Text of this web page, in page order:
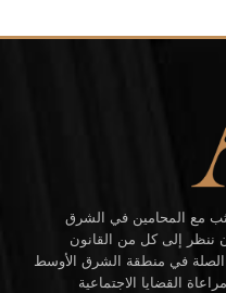
مع المحامين في الشرق
ننظر إلى كل من القانون
الصلة في منطقة الشرق الأوسط
القضايا الاجتماعية